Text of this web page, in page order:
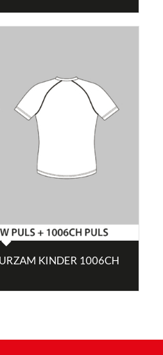
KINDER 1006CH